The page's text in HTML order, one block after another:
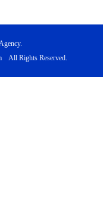
All Rights Reserved.